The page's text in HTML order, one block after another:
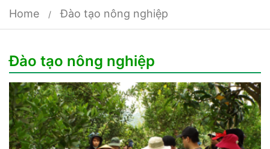
Home Đào tạo nông nghiệp
Đào tạo nông nghiệp